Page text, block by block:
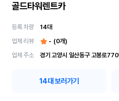
골드타워렌트카
등록 차량 14대
업체 리뷰
- (0개)
업체 주소
경기 고양시 일산동구 고봉로
14대 보러가기